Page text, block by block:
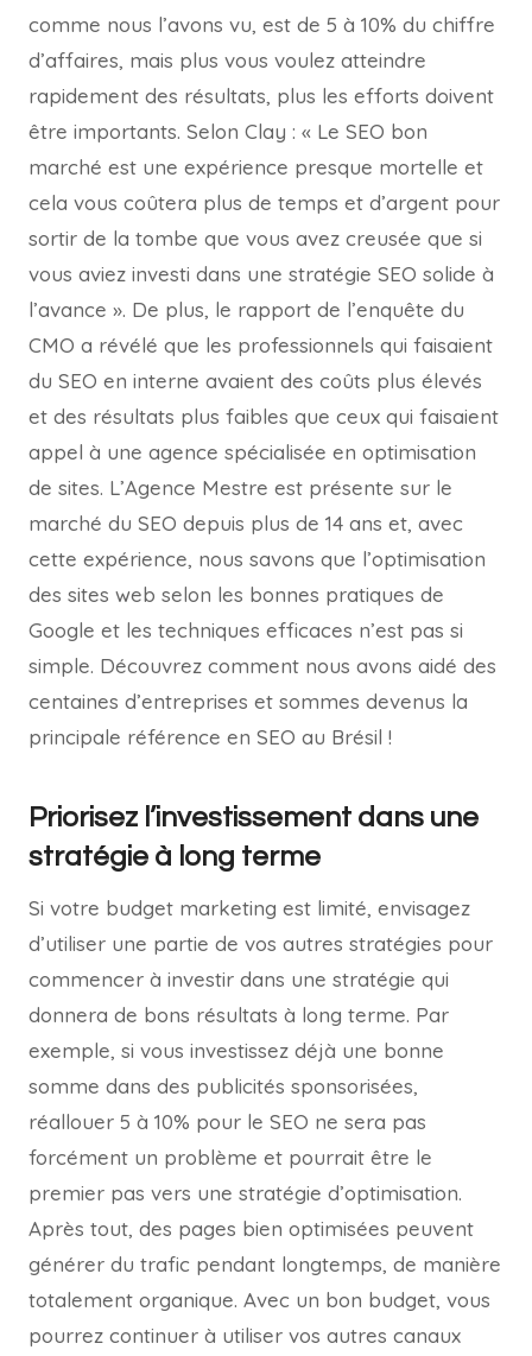
comme nous l’avons vu, est de 5 à 10% du chiffre
d’affaires, mais plus vous voulez atteindre
rapidement des résultats, plus les efforts doivent
être importants. Selon Clay : « Le SEO bon
marché est une expérience presque mortelle et
cela vous coûtera plus de temps et d’argent pour
sortir de la tombe que vous avez creusée que si
vous aviez investi dans une stratégie SEO solide à
l’avance ». De plus, le rapport de l’enquête du
CMO a révélé que les professionnels qui faisaient
du SEO en interne avaient des coûts plus élevés
et des résultats plus faibles que ceux qui faisaient
appel à une agence spécialisée en optimisation
de sites. L’Agence Mestre est présente sur le
marché du SEO depuis plus de 14 ans et, avec
cette expérience, nous savons que l’optimisation
des sites web selon les bonnes pratiques de
Google et les techniques efficaces n’est pas si
simple. Découvrez comment nous avons aidé des
centaines d’entreprises et sommes devenus la
principale référence en SEO au Brésil !
Priorisez l’investissement dans une
stratégie à long terme
Si votre budget marketing est limité, envisagez
d’utiliser une partie de vos autres stratégies pour
commencer à investir dans une stratégie qui
donnera de bons résultats à long terme. Par
exemple, si vous investissez déjà une bonne
somme dans des publicités sponsorisées,
réallouer 5 à 10% pour le SEO ne sera pas
forcément un problème et pourrait être le
premier pas vers une stratégie d’optimisation.
Après tout, des pages bien optimisées peuvent
générer du trafic pendant longtemps, de manière
totalement organique. Avec un bon budget, vous
pourrez continuer à utiliser vos autres canaux